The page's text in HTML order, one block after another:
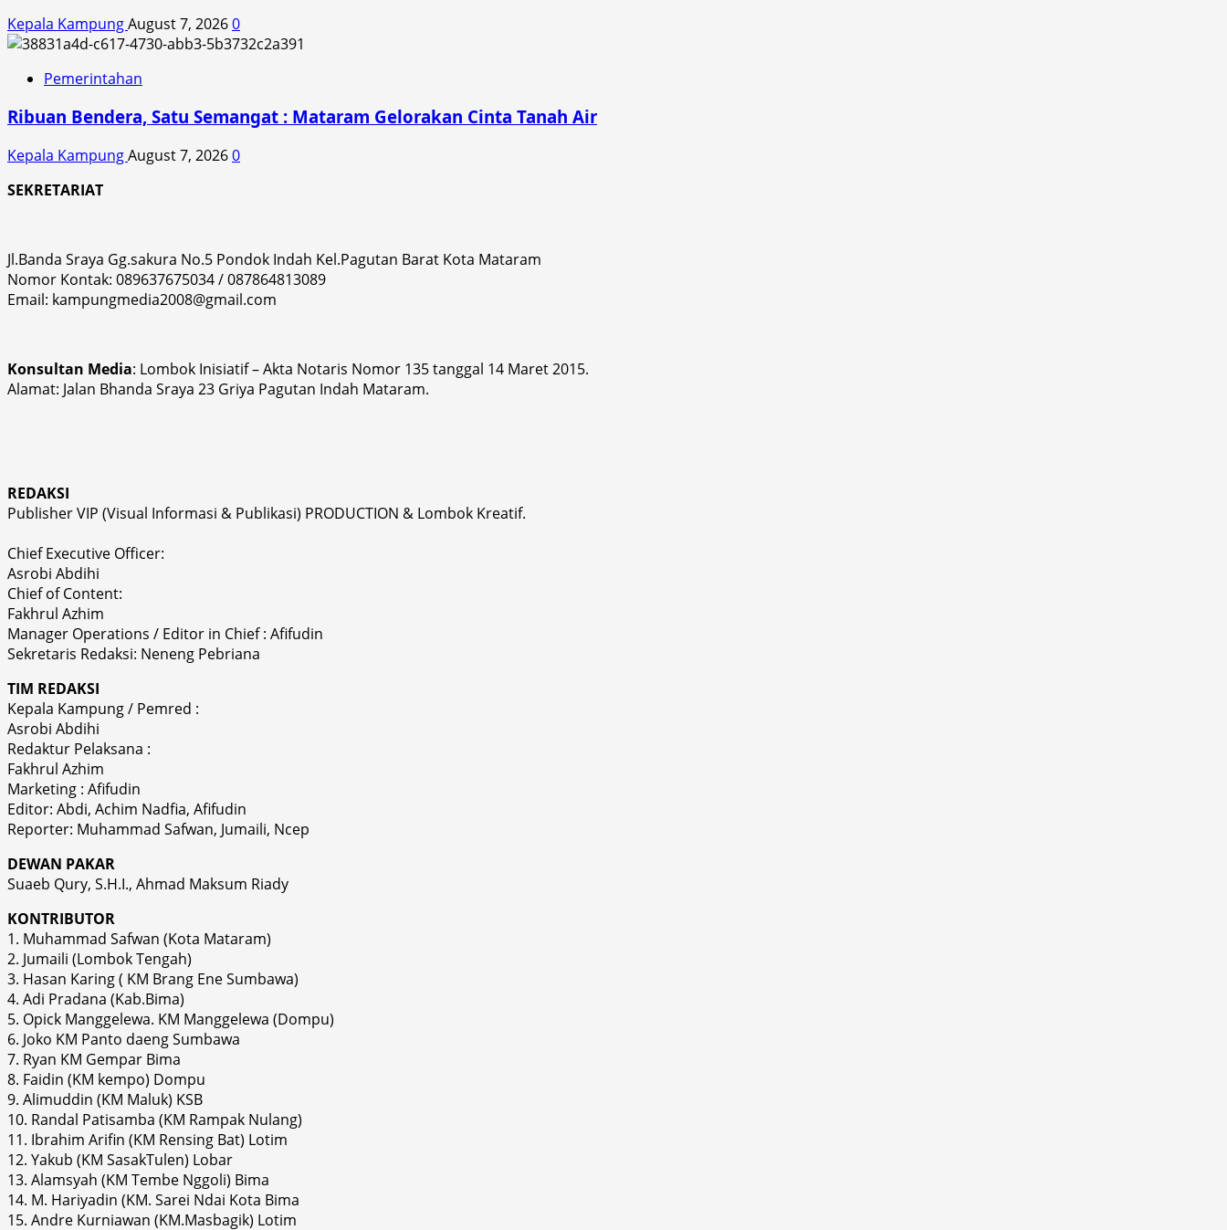
Kepala KampungAugust 7, 20260
Pemerintahan
Ribuan Bendera, Satu Semangat : Mataram Gelorakan Cinta Tanah Air
Kepala KampungAugust 7, 20260
SEKRETARIAT
Jl.Banda Sraya Gg.sakura No.5 Pondok Indah Kel.Pagutan Barat Kota Mataram
Nomor Kontak: 089637675034 / 087864813089
Email: kampungmedia2008@gmail.com
Konsultan Media: Lombok Inisiatif – Akta Notaris Nomor 135 tanggal 14 Maret 2015.
Alamat: Jalan Bhanda Sraya 23 Griya Pagutan Indah Mataram.
REDAKSI
Publisher VIP (Visual Informasi & Publikasi) PRODUCTION & Lombok Kreatif.
Chief Executive Officer:
Asrobi Abdihi
Chief of Content:
Fakhrul Azhim
Manager Operations / Editor in Chief : Afifudin
Sekretaris Redaksi: Neneng Pebriana
TIM REDAKSI
Kepala Kampung / Pemred :
Asrobi Abdihi
Redaktur Pelaksana :
Fakhrul Azhim
Marketing : Afifudin
Editor: Abdi, Achim Nadfia, Afifudin
Reporter: Muhammad Safwan, Jumaili, Ncep
DEWAN PAKAR
Suaeb Qury, S.H.I., Ahmad Maksum Riady
KONTRIBUTOR
1. Muhammad Safwan (Kota Mataram)
2. Jumaili (Lombok Tengah)
3. Hasan Karing ( KM Brang Ene Sumbawa)
4. Adi Pradana (Kab.Bima)
5. Opick Manggelewa. KM Manggelewa (Dompu)
6. Joko KM Panto daeng Sumbawa
7. Ryan KM Gempar Bima
8. Faidin (KM kempo) Dompu
9. Alimuddin (KM Maluk) KSB
10. Randal Patisamba (KM Rampak Nulang)
11. Ibrahim Arifin (KM Rensing Bat) Lotim
12. Yakub (KM SasakTulen) Lobar
13. Alamsyah (KM Tembe Nggoli) Bima
14. M. Hariyadin (KM. Sarei Ndai Kota Bima
15. Andre Kurniawan (KM.Masbagik) Lotim